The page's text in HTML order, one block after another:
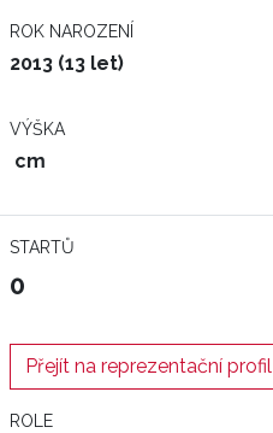
ROK NAROZENÍ
2013 (13 let)
VÝŠKA
cm
STARTŮ
0
Přejít na reprezentační profil
ROLE